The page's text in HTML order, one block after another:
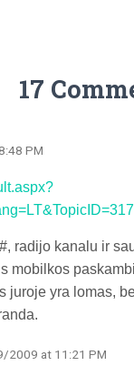
17
PM
radijo kanalu ir
mobilkos
juroje yra lomas,
2009 at 11:21 PM